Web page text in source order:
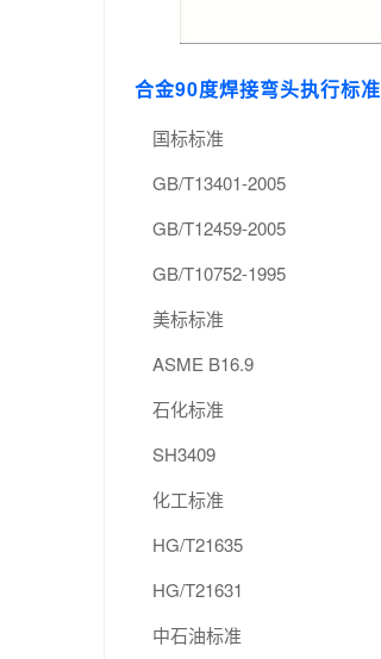
合金90度焊接弯头执行标准
国标标准
GB/T13401-2005
GB/T12459-2005
GB/T10752-1995
美标标准
ASME B16.9
石化标准
SH3409
化工标准
HG/T21635
HG/T21631
中石油标准